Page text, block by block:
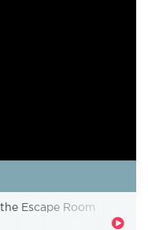
Escape Room